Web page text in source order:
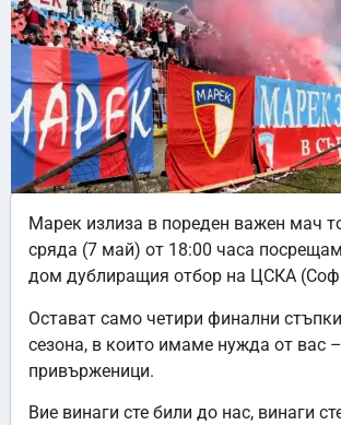
Марек излиза в пореден важен мач
сряда (7 май) от 18:00 часа
дом дублиращия отбор на ЦСКА
Остават само четири финални
сезона, в които имаме нужда от вас
привърженици.
Вие винаги сте били до нас, винаги